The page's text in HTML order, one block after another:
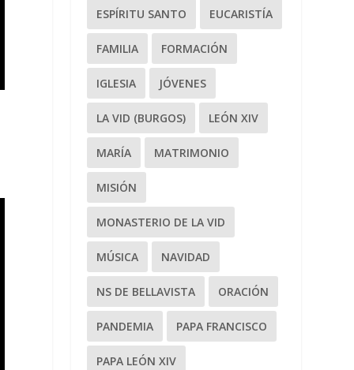
ESPÍRITU SANTO EUCARISTÍA
FAMILIA FORMACIÓN
IGLESIA JÓVENES
LA VID (BURGOS) LEÓN XIV
MARÍA MATRIMONIO
MISIÓN
MONASTERIO DE LA VID
MÚSICA NAVIDAD
NS DE BELLAVISTA ORACIÓN
PANDEMIA PAPA FRANCISCO
PAPA LEÓN XIV